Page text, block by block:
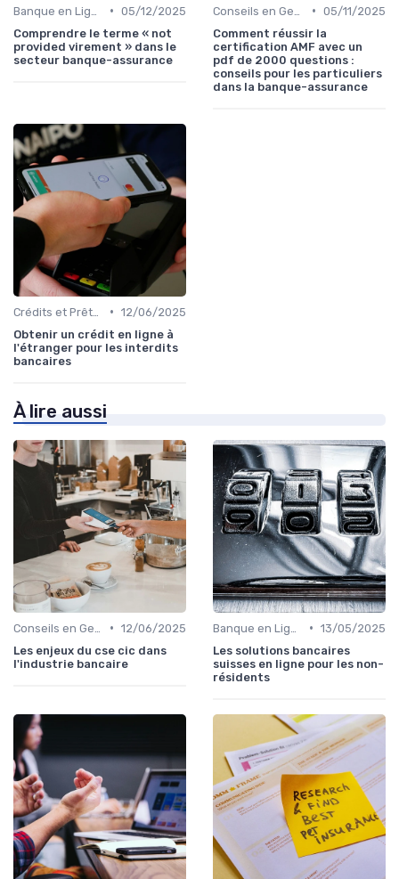
• 05/12/2025
Comprendre le terme « not
provided virement » dans le
secteur banque-assurance
• 05/11/2025
Comment réussir la
certification AMF avec un
pdf de 2000 questions :
conseils pour les particuliers
dans la banque-assurance
• 12/06/2025
Obtenir un crédit en ligne à
l'étranger pour les interdits
bancaires
À lire aussi
• 12/06/2025
Les enjeux du cse cic dans
l'industrie bancaire
• 13/05/2025
Les solutions bancaires
suisses en ligne pour les non-
résidents